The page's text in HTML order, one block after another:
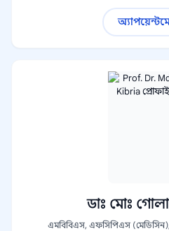
ডাঃ মোঃ
এমবিবিএস, এফসিপিএস